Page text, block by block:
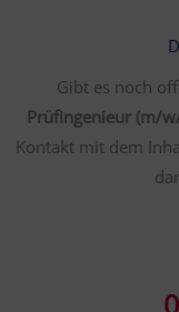
Gibt es noch
Prüfingenieur (m/
Kontakt mit dem